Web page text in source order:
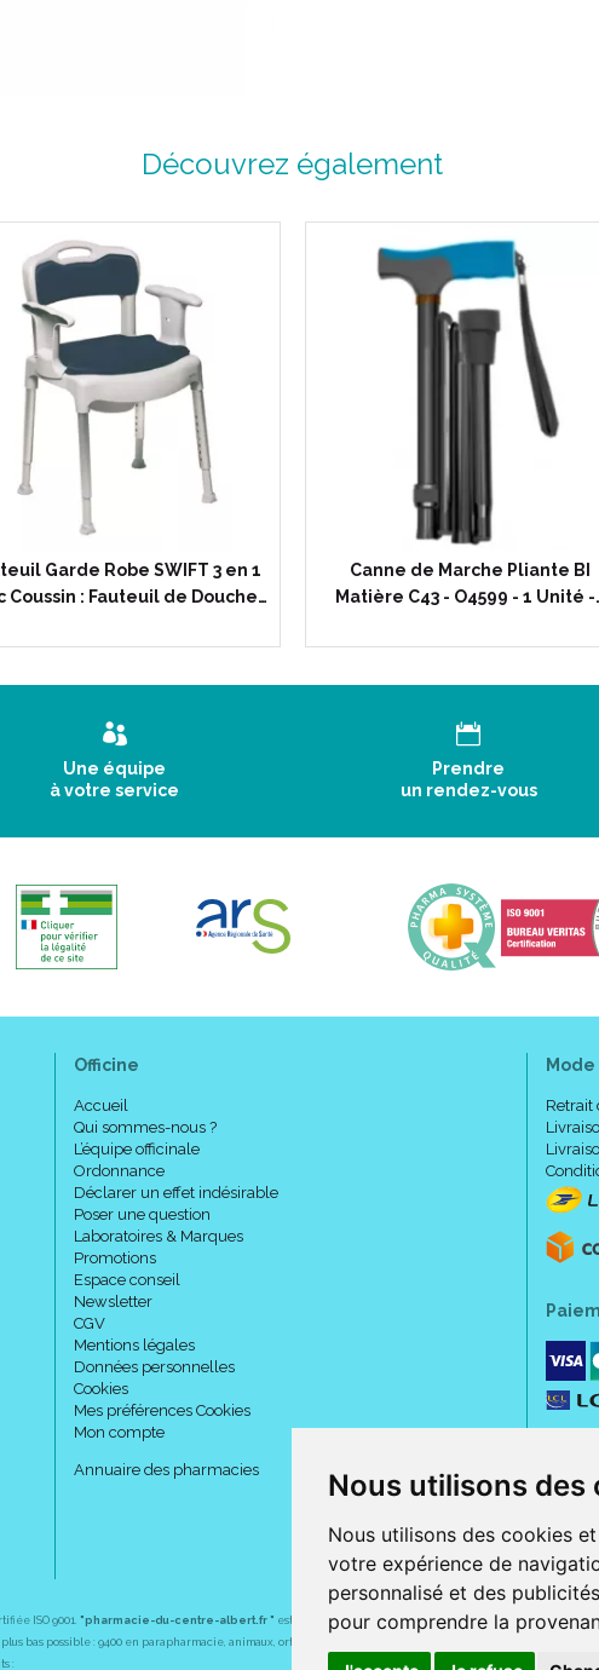
Nous utilisons des
Nous utilisons des cookies
votre expérience de
personnalisé et des
pour comprendre la
Code EAN : 3574591915120
Découvrez également
Garde Robe SWIFT 3 en 1
Coussin : Fauteuil de Douche…
Canne de Marche Pliante BI
Matière C43 - O4599 - 1 Unité -
Une équipe
à votre service
Prendre
un rendez-vous
Officine
Accueil
Qui sommes-nous ?
L’équipe officinale
Ordonnance
Déclarer un effet indésirable
Poser une question
Laboratoires & Marques
Promotions
Espace conseil
Newsletter
CGV
Mentions légales
Données personnelles
Cookies
Mes préférences Cookies
Mon compte
Annuaire des pharmacies
Retrait
ISO 9001. "pharmacie-du-centre-albert.fr " est le site internet de l a pharmacie du centre, 32 rue
bas possible : 9400 en parapharmacie, animaux, orthopédie, matériel médical. 1700 en médicaments sans
: